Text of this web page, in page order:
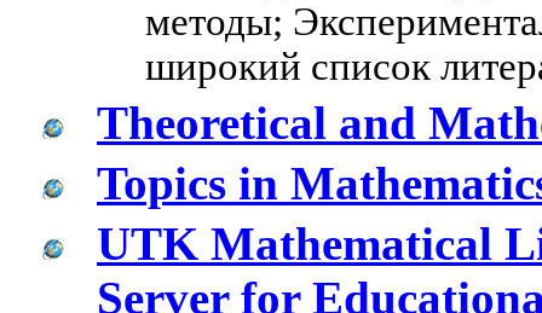
методы;
широкий список
Theoretical and
Topics in
UTK Mathematical
Server for